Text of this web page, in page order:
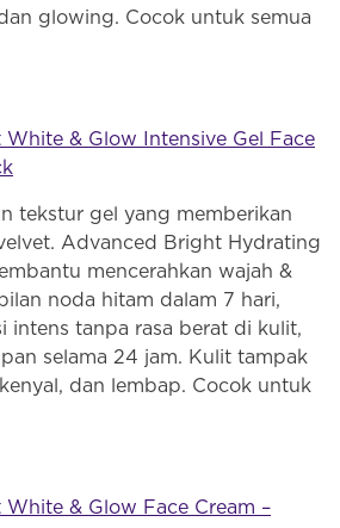
glowing. Cocok untuk semua
White & Glow Intensive Gel Face
tekstur gel yang memberikan
Advanced Bright Hydrating
mencerahkan wajah &
noda hitam dalam 7 hari,
intens tanpa rasa berat di kulit,
selama 24 jam. Kulit tampak
dan lembap. Cocok untuk
White & Glow Face Cream –